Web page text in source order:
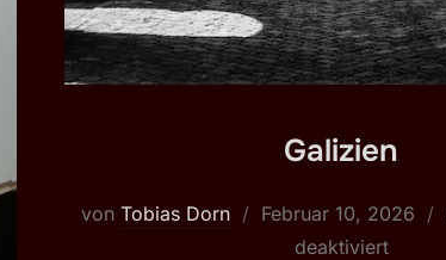
Galizien
von Tobias Dorn
Veröffentlicht
Februar 10, 2026
deaktiviert